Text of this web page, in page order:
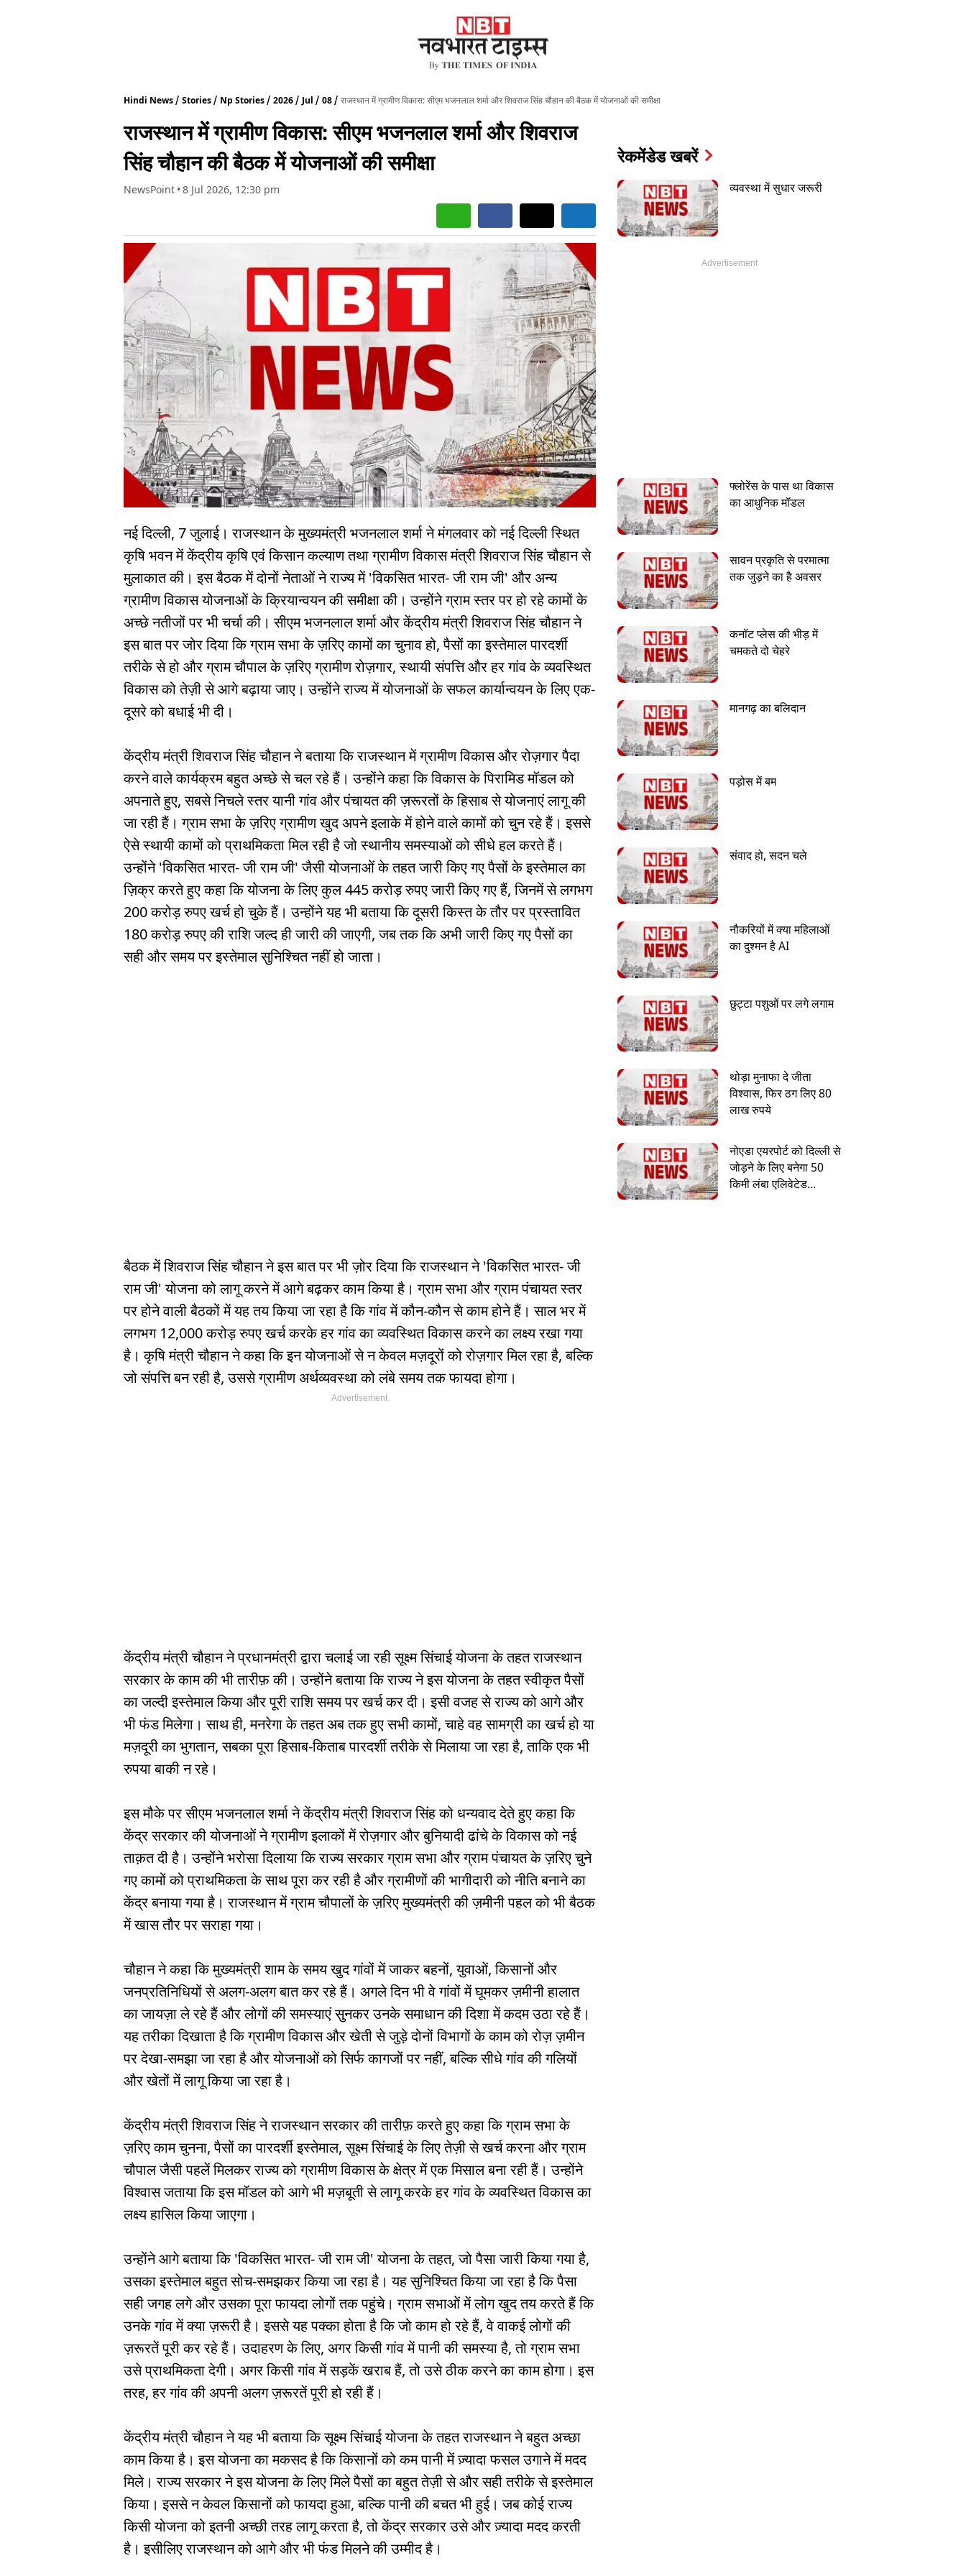
Hindi News Stories Np Stories 2026 Jul 08 राजस्थान में ग्रामीण विकास: सीएम भजनलाल शर्मा और शिवराज सिंह चौहान की बैठक में योजनाओं की समीक्षा
राजस्थान में ग्रामीण विकास: सीएम भजनलाल शर्मा और शिवराज
सिंह चौहान की बैठक में योजनाओं की समीक्षा
NewsPoint •8 Jul 2026, 12:30 pm
नई दिल्ली, 7 जुलाई। राजस्थान के मुख्यमंत्री भजनलाल शर्मा ने मंगलवार को नई दिल्ली स्थित
कृषि भवन में केंद्रीय कृषि एवं किसान कल्याण तथा ग्रामीण विकास मंत्री शिवराज सिंह चौहान से
मुलाकात की। इस बैठक में दोनों नेताओं ने राज्य में 'विकसित भारत- जी राम जी' और अन्य
ग्रामीण विकास योजनाओं के क्रियान्वयन की समीक्षा की। उन्होंने ग्राम स्तर पर हो रहे कामों के
अच्छे नतीजों पर भी चर्चा की। सीएम भजनलाल शर्मा और केंद्रीय मंत्री शिवराज सिंह चौहान ने
इस बात पर जोर दिया कि ग्राम सभा के ज़रिए कामों का चुनाव हो, पैसों का इस्तेमाल पारदर्शी
तरीके से हो और ग्राम चौपाल के ज़रिए ग्रामीण रोज़गार, स्थायी संपत्ति और हर गांव के व्यवस्थित
विकास को तेज़ी से आगे बढ़ाया जाए। उन्होंने राज्य में योजनाओं के सफल कार्यान्वयन के लिए एक-
दूसरे को बधाई भी दी।
केंद्रीय मंत्री शिवराज सिंह चौहान ने बताया कि राजस्थान में ग्रामीण विकास और रोज़गार पैदा
करने वाले कार्यक्रम बहुत अच्छे से चल रहे हैं। उन्होंने कहा कि विकास के पिरामिड मॉडल को
अपनाते हुए, सबसे निचले स्तर यानी गांव और पंचायत की ज़रूरतों के हिसाब से योजनाएं लागू की
जा रही हैं। ग्राम सभा के ज़रिए ग्रामीण खुद अपने इलाके में होने वाले कामों को चुन रहे हैं। इससे
ऐसे स्थायी कामों को प्राथमिकता मिल रही है जो स्थानीय समस्याओं को सीधे हल करते हैं।
उन्होंने 'विकसित भारत- जी राम जी' जैसी योजनाओं के तहत जारी किए गए पैसों के इस्तेमाल का
ज़िक्र करते हुए कहा कि योजना के लिए कुल 445 करोड़ रुपए जारी किए गए हैं, जिनमें से लगभग
200 करोड़ रुपए खर्च हो चुके हैं। उन्होंने यह भी बताया कि दूसरी किस्त के तौर पर प्रस्तावित
180 करोड़ रुपए की राशि जल्द ही जारी की जाएगी, जब तक कि अभी जारी किए गए पैसों का
सही और समय पर इस्तेमाल सुनिश्चित नहीं हो जाता।
बैठक में शिवराज सिंह चौहान ने इस बात पर भी ज़ोर दिया कि राजस्थान ने 'विकसित भारत- जी
राम जी' योजना को लागू करने में आगे बढ़कर काम किया है। ग्राम सभा और ग्राम पंचायत स्तर
पर होने वाली बैठकों में यह तय किया जा रहा है कि गांव में कौन-कौन से काम होने हैं। साल भर में
लगभग 12,000 करोड़ रुपए खर्च करके हर गांव का व्यवस्थित विकास करने का लक्ष्य रखा गया
है। कृषि मंत्री चौहान ने कहा कि इन योजनाओं से न केवल मज़दूरों को रोज़गार मिल रहा है, बल्कि
जो संपत्ति बन रही है, उससे ग्रामीण अर्थव्यवस्था को लंबे समय तक फायदा होगा।
केंद्रीय मंत्री चौहान ने प्रधानमंत्री द्वारा चलाई जा रही सूक्ष्म सिंचाई योजना के तहत राजस्थान
सरकार के काम की भी तारीफ़ की। उन्होंने बताया कि राज्य ने इस योजना के तहत स्वीकृत पैसों
का जल्दी इस्तेमाल किया और पूरी राशि समय पर खर्च कर दी। इसी वजह से राज्य को आगे और
भी फंड मिलेगा। साथ ही, मनरेगा के तहत अब तक हुए सभी कामों, चाहे वह सामग्री का खर्च हो या
मज़दूरी का भुगतान, सबका पूरा हिसाब-किताब पारदर्शी तरीके से मिलाया जा रहा है, ताकि एक भी
रुपया बाकी न रहे।
इस मौके पर सीएम भजनलाल शर्मा ने केंद्रीय मंत्री शिवराज सिंह को धन्यवाद देते हुए कहा कि
केंद्र सरकार की योजनाओं ने ग्रामीण इलाकों में रोज़गार और बुनियादी ढांचे के विकास को नई
ताक़त दी है। उन्होंने भरोसा दिलाया कि राज्य सरकार ग्राम सभा और ग्राम पंचायत के ज़रिए चुने
गए कामों को प्राथमिकता के साथ पूरा कर रही है और ग्रामीणों की भागीदारी को नीति बनाने का
केंद्र बनाया गया है। राजस्थान में ग्राम चौपालों के ज़रिए मुख्यमंत्री की ज़मीनी पहल को भी बैठक
में खास तौर पर सराहा गया।
चौहान ने कहा कि मुख्यमंत्री शाम के समय खुद गांवों में जाकर बहनों, युवाओं, किसानों और
जनप्रतिनिधियों से अलग-अलग बात कर रहे हैं। अगले दिन भी वे गांवों में घूमकर ज़मीनी हालात
का जायज़ा ले रहे हैं और लोगों की समस्याएं सुनकर उनके समाधान की दिशा में कदम उठा रहे हैं।
यह तरीका दिखाता है कि ग्रामीण विकास और खेती से जुड़े दोनों विभागों के काम को रोज़ ज़मीन
पर देखा-समझा जा रहा है और योजनाओं को सिर्फ कागजों पर नहीं, बल्कि सीधे गांव की गलियों
और खेतों में लागू किया जा रहा है।
केंद्रीय मंत्री शिवराज सिंह ने राजस्थान सरकार की तारीफ़ करते हुए कहा कि ग्राम सभा के
ज़रिए काम चुनना, पैसों का पारदर्शी इस्तेमाल, सूक्ष्म सिंचाई के लिए तेज़ी से खर्च करना और ग्राम
चौपाल जैसी पहलें मिलकर राज्य को ग्रामीण विकास के क्षेत्र में एक मिसाल बना रही हैं। उन्होंने
विश्वास जताया कि इस मॉडल को आगे भी मज़बूती से लागू करके हर गांव के व्यवस्थित विकास का
लक्ष्य हासिल किया जाएगा।
उन्होंने आगे बताया कि 'विकसित भारत- जी राम जी' योजना के तहत, जो पैसा जारी किया गया है,
उसका इस्तेमाल बहुत सोच-समझकर किया जा रहा है। यह सुनिश्चित किया जा रहा है कि पैसा
सही जगह लगे और उसका पूरा फायदा लोगों तक पहुंचे। ग्राम सभाओं में लोग खुद तय करते हैं कि
उनके गांव में क्या ज़रूरी है। इससे यह पक्का होता है कि जो काम हो रहे हैं, वे वाकई लोगों की
ज़रूरतें पूरी कर रहे हैं। उदाहरण के लिए, अगर किसी गांव में पानी की समस्या है, तो ग्राम सभा
उसे प्राथमिकता देगी। अगर किसी गांव में सड़कें खराब हैं, तो उसे ठीक करने का काम होगा। इस
तरह, हर गांव की अपनी अलग ज़रूरतें पूरी हो रही हैं।
केंद्रीय मंत्री चौहान ने यह भी बताया कि सूक्ष्म सिंचाई योजना के तहत राजस्थान ने बहुत अच्छा
काम किया है। इस योजना का मकसद है कि किसानों को कम पानी में ज़्यादा फसल उगाने में मदद
मिले। राज्य सरकार ने इस योजना के लिए मिले पैसों का बहुत तेज़ी से और सही तरीके से इस्तेमाल
किया। इससे न केवल किसानों को फायदा हुआ, बल्कि पानी की बचत भी हुई। जब कोई राज्य
किसी योजना को इतनी अच्छी तरह लागू करता है, तो केंद्र सरकार उसे और ज़्यादा मदद करती
है। इसीलिए राजस्थान को आगे और भी फंड मिलने की उम्मीद है।
रेकमेंडेड खबरें
व्यवस्था में सुधार जरूरी
फ्लोरेंस के पास था विकास
का आधुनिक मॉडल
सावन प्रकृति से परमात्मा
तक जुड़ने का है अवसर
कनॉट प्लेस की भीड़ में
चमकते दो चेहरे
मानगढ़ का बलिदान
पड़ोस में बम
संवाद हो, सदन चले
नौकरियों में क्या महिलाओं
का दुश्मन है AI
छुट्टा पशुओं पर लगे लगाम
थोड़ा मुनाफा दे जीता
विश्वास, फिर ठग लिए 80
लाख रुपये
नोएडा एयरपोर्ट को दिल्ली से
जोड़ने के लिए बनेगा 50
किमी लंबा एलिवेटेड